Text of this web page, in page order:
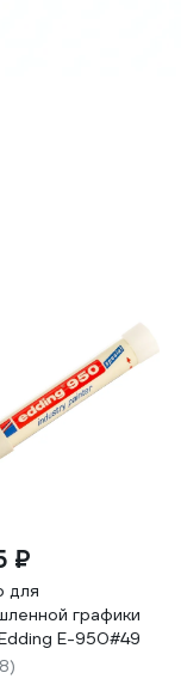
₽
для
графики
E-950#49